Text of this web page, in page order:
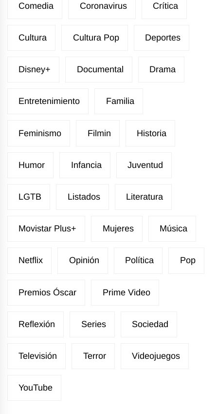
Comedia Coronavirus Crítica
Cultura Cultura Pop Deportes
Disney+ Documental Drama
Entretenimiento Familia
Feminismo Filmin Historia
Humor Infancia Juventud
LGTB Listados Literatura
Movistar Plus+ Mujeres Música
Netflix Opinión Política Pop
Premios Óscar Prime Video
Reflexión Series Sociedad
Televisión Terror Videojuegos
YouTube